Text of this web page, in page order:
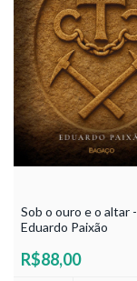
Sob o ouro e o altar -
Eduardo Paixão
R$88,00